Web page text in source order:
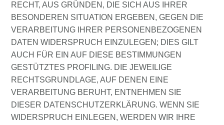
RECHT, AUS GRÜNDEN, DIE SICH AUS IHRER
BESONDEREN SITUATION ERGEBEN, GEGEN DIE
VERARBEITUNG IHRER PERSONENBEZOGENEN
DATEN WIDERSPRUCH EINZULEGEN; DIES GILT
AUCH FÜR EIN AUF DIESE BESTIMMUNGEN
GESTÜTZTES PROFILING. DIE JEWEILIGE
RECHTSGRUNDLAGE, AUF DENEN EINE
VERARBEITUNG BERUHT, ENTNEHMEN SIE
DIESER DATENSCHUTZERKLÄRUNG. WENN SIE
WIDERSPRUCH EINLEGEN, WERDEN WIR IHRE